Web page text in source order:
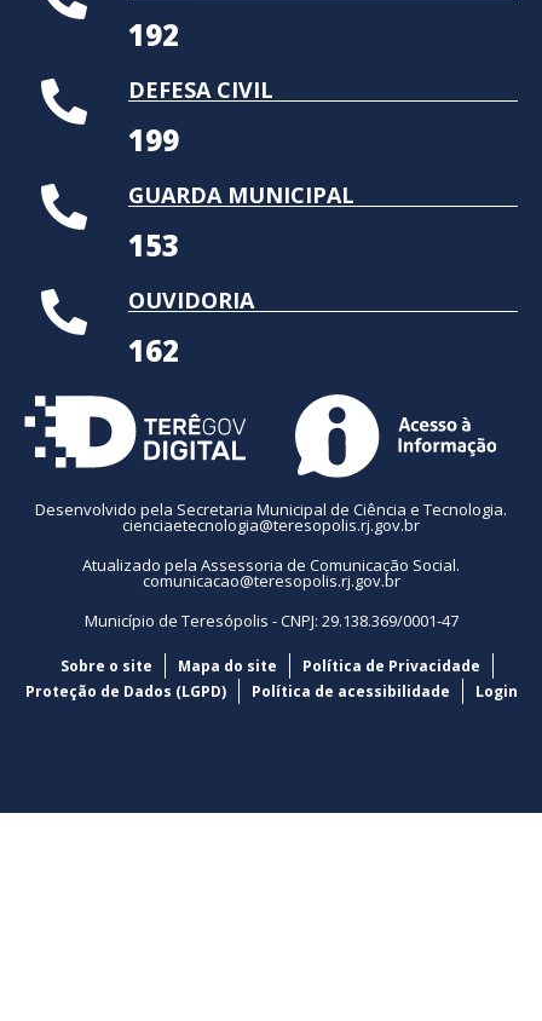
192
DEFESA CIVIL
199
GUARDA MUNICIPAL
153
OUVIDORIA
162
Desenvolvido pela Secretaria Municipal de Ciência e Tecnologia.
cienciaetecnologia@teresopolis.rj.gov.br
Atualizado pela Assessoria de Comunicação Social.
comunicacao@teresopolis.rj.gov.br
Município de Teresópolis - CNPJ: 29.138.369/0001-47
Sobre o site Mapa do site
Política de Privacidade
Proteção de Dados (LGPD)
Política de acessibilidade Login